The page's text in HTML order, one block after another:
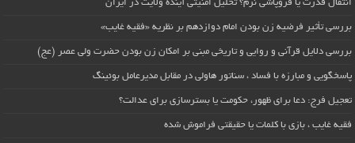
انتقال قدرت یا فروپاشی نرم؟ تحلیل امنیتی آینده ولایت در ایران
بررسی تأثیر فرضیه زن بودن امام دوازدهم بر نظریه «فقیه غایب»
بررسی دلایل قرآنی و روایی و تاریخی مبنی بر امکان زن بودن حضرت ولی عصر (عج)
پاسخگویی و مبارزه با فساد ، سناتور هاولی در مقابل مدیرعامل بوئینگ
تعجیل فرج: دعا برای ظهور، حکومت یا بسترسازی برای عدالت؟
فقیه غایب ، بازی با کلمات یا حقیقتی فراموش شده